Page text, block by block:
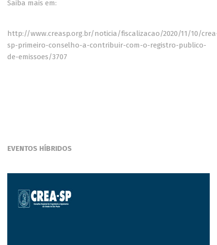
Saiba mais em:
http://www.creasp.org.br/noticia/fiscalizacao/2020/11/10/
sp-primeiro-conselho-a-contribuir-com-o-registro-publico-
de-emissoes/3707
EVENTOS HÍBRIDOS